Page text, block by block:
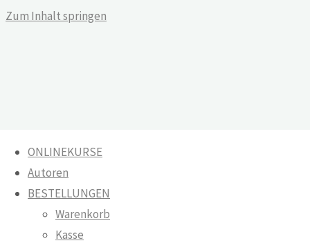
Zum Inhalt springen
ONLINEKURSE
Autoren
BESTELLUNGEN
Warenkorb
Kasse
Heilige Matrix